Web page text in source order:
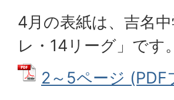
4月の表紙は、吉名
レ・14リーグ」です。
2～5ページ